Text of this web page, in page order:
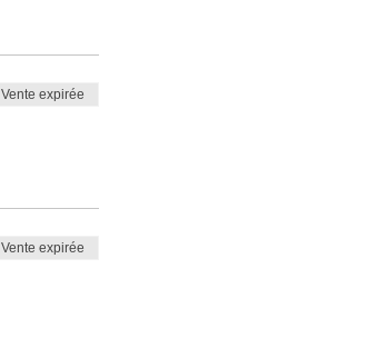
Vente expirée
Vente expirée